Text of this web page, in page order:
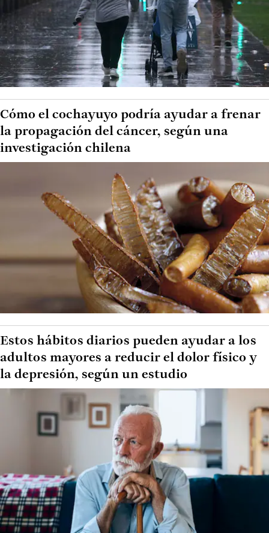
Cómo el cochayuyo podría ayudar a frenar
la propagación del cáncer, según una
investigación chilena
Estos hábitos diarios pueden ayudar a los
adultos mayores a reducir el dolor físico y
la depresión, según un estudio